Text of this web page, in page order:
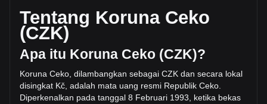
CZK berdasarkan suplai beredar sebanyak 919,933,000
TIA. Volume perdagangan sebesar Celestia telah berubah
+5.17% (Kč13,412,131.59 CZK) dalam 24 jam terakhir.
Pada hari perdagangan terakhir, volume perdagangan TIA
adalah Kč259,482,502.43.
Info lebih lanjut tentang Celestia di Bitget
Tentang Koruna Ceko
(CZK)
Apa itu Koruna Ceko (CZK)?
Koruna Ceko, dilambangkan sebagai CZK dan secara lokal
disingkat Kč, adalah mata uang resmi Republik Ceko.
Diperkenalkan pada tanggal 8 Februari 1993, ketika bekas